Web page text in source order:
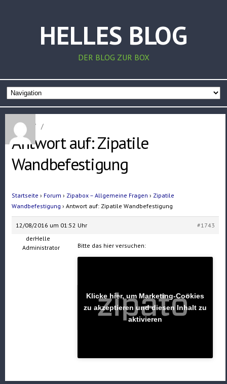
HELLES BLOG
DER BLOG ZUR BOX
Home / /
Antwort auf: Zipatile
Wandbefestigung
Startseite › Forum › Zipabox – Allgemeine Fragen › Zipatile
Wandbefestigung › Antwort auf: Zipatile Wandbefestigung
12/08/2016 um 01:52 Uhr
#1743
derHelle
Administrator
Bitte das hier versuchen:
Klicke hier, um Marketing-Cookies
zu akzeptieren und diesen Inhalt zu
aktivieren